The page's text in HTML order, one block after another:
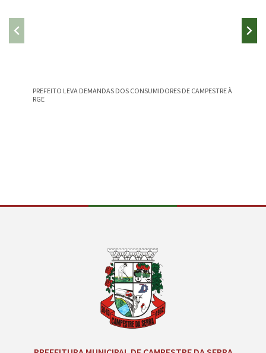
PREFEITO LEVA DEMANDAS DOS CONSUMIDORES DE CAMPESTRE À
RGE